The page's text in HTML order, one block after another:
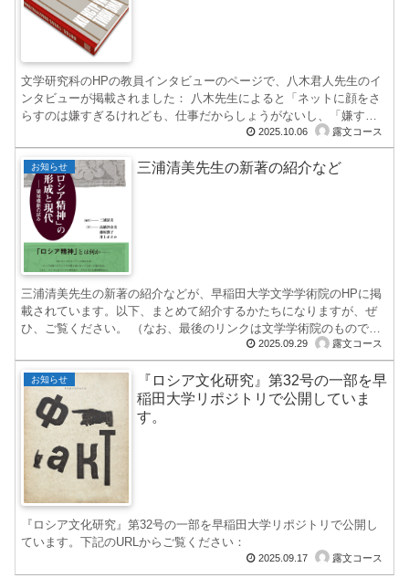
文学研究科のHPの教員インタビューのページで、八木君人先生のイ
ンタビューが掲載されました： 八木先生によると「ネットに顔をさ
らすのは嫌すぎるけれども、仕事だからしょうがないし、「嫌すぎ
2025.10.06 露文コース
お知らせ 三浦清美先生の新著の紹介など
三浦清美先生の新著の紹介などが、早稲田大学文学学術院のHPに掲
載されています。以下、まとめて紹介するかたちになりますが、ぜ
ひ、ご覧ください。 （なお、最後のリンクは文学学術院のものでは
2025.09.29 露文コース
お知らせ
『ロシア文化研究』第32号の一部を早
稲田大学リポジトリで公開していま
す。
『ロシア文化研究』第32号の一部を早稲田大学リポジトリで公開し
ています。下記のURLからご覧ください：
2025.09.17 露文コース